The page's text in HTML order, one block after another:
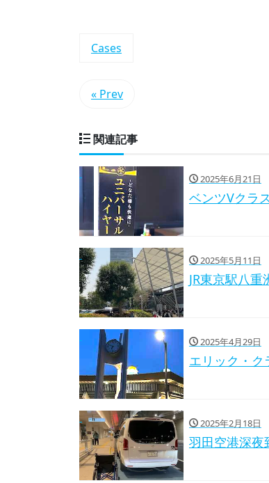
Cases
« Prev
関連記事
2025年6月21日
ベンツVクラ
2025年5月11日
JR東京駅八重
2025年4月29日
エリック・
2025年2月18日
羽田空港深夜